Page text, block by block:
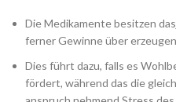
Die Medikamente besitzen
ferner Gewinne über
Dies führt dazu, falls es
fördert, während das die